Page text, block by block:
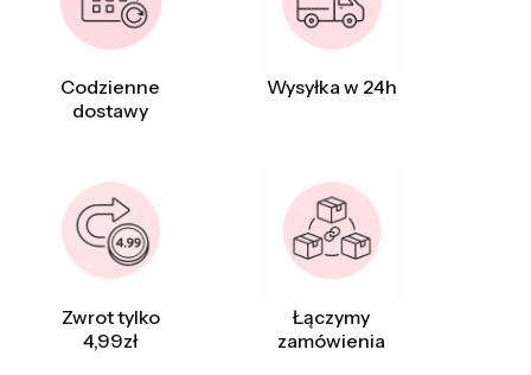
Codzienne
dostawy
Wysyłka w 24h
Zwrot tylko
4,99zł
Łączymy
zamówienia